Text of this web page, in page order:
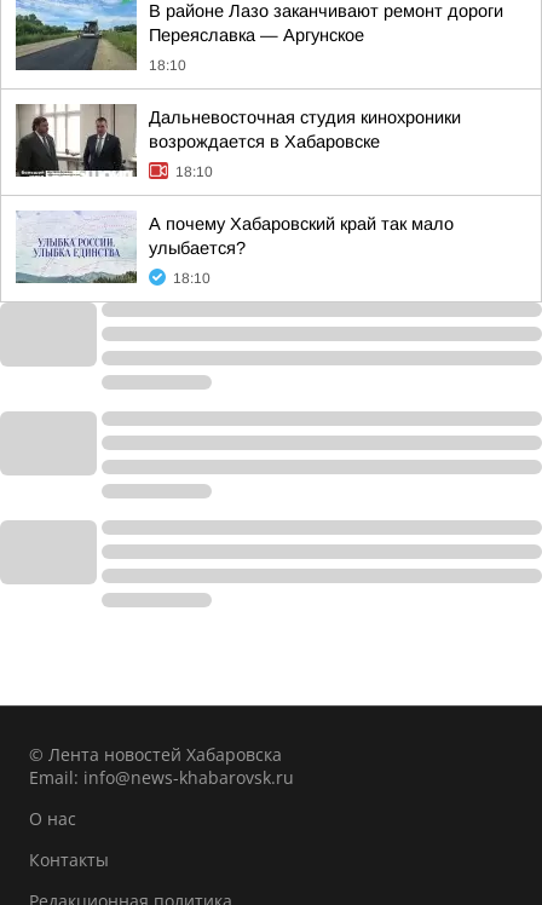
В районе Лазо заканчивают ремонт дороги
Переяславка — Аргунское
18:10
Дальневосточная студия кинохроники
возрождается в Хабаровске
18:10
А почему Хабаровский край так мало
улыбается?
18:10
© Лента новостей Хабаровска
Email: info@news-khabarovsk.ru
О нас
Контакты